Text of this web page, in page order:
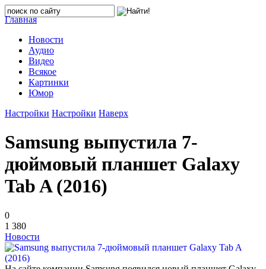
Главная
Новости
Аудио
Видео
Всякое
Картинки
Юмор
Настройки Настройки Наверх
Samsung выпустила 7-
дюймовый планшет Galaxy
Tab A (2016)
0
1 380
Новости